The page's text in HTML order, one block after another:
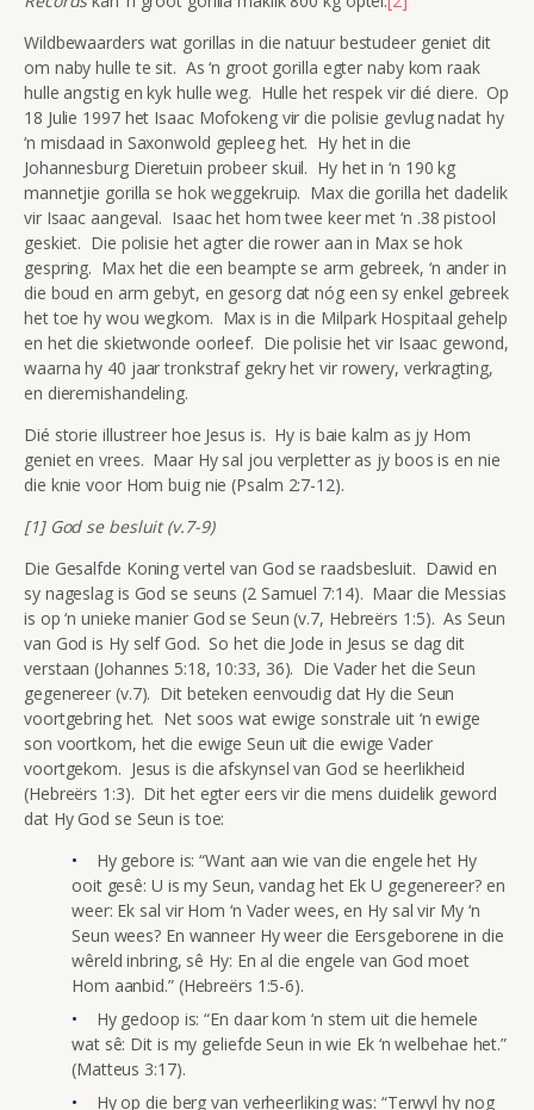
Wildbewaarders wat gorillas in die natuur bestudeer geniet dit
om naby hulle te sit. As ‘n groot gorilla egter naby kom raak
hulle angstig en kyk hulle weg. Hulle het respek vir dié diere. Op
18 Julie 1997 het Isaac Mofokeng vir die polisie gevlug nadat hy
‘n misdaad in Saxonwold gepleeg het. Hy het in die
Johannesburg Dieretuin probeer skuil. Hy het in ‘n 190 kg
mannetjie gorilla se hok weggekruip. Max die gorilla het dadelik
vir Isaac aangeval. Isaac het hom twee keer met ‘n .38 pistool
geskiet. Die polisie het agter die rower aan in Max se hok
gespring. Max het die een beampte se arm gebreek, ‘n ander in
die boud en arm gebyt, en gesorg dat nóg een sy enkel gebreek
het toe hy wou wegkom. Max is in die Milpark Hospitaal gehelp
en het die skietwonde oorleef. Die polisie het vir Isaac gewond,
waarna hy 40 jaar tronkstraf gekry het vir rowery, verkragting,
en dieremishandeling.
Dié storie illustreer hoe Jesus is. Hy is baie kalm as jy Hom
geniet en vrees. Maar Hy sal jou verpletter as jy boos is en nie
die knie voor Hom buig nie (Psalm 2:7-12).
[1] God se besluit (v.7-9)
Die Gesalfde Koning vertel van God se raadsbesluit. Dawid en
sy nageslag is God se seuns (2 Samuel 7:14). Maar die Messias
is op ‘n unieke manier God se Seun (v.7, Hebreërs 1:5). As Seun
van God is Hy self God. So het die Jode in Jesus se dag dit
verstaan (Johannes 5:18, 10:33, 36). Die Vader het die Seun
gegenereer (v.7). Dit beteken eenvoudig dat Hy die Seun
voortgebring het. Net soos wat ewige sonstrale uit ‘n ewige
son voortkom, het die ewige Seun uit die ewige Vader
voortgekom. Jesus is die afskynsel van God se heerlikheid
(Hebreërs 1:3). Dit het egter eers vir die mens duidelik geword
dat Hy God se Seun is toe:
Hy gebore is: “Want aan wie van die engele het Hy
ooit gesê: U is my Seun, vandag het Ek U gegenereer? en
weer: Ek sal vir Hom ‘n Vader wees, en Hy sal vir My ‘n
Seun wees? En wanneer Hy weer die Eersgeborene in die
wêreld inbring, sê Hy: En al die engele van God moet
Hom aanbid.” (Hebreërs 1:5-6).
Hy gedoop is: “En daar kom ‘n stem uit die hemele
wat sê: Dit is my geliefde Seun in wie Ek ‘n welbehae het.”
(Matteus 3:17).
Hy op die berg van verheerliking was: “Terwyl hy nog